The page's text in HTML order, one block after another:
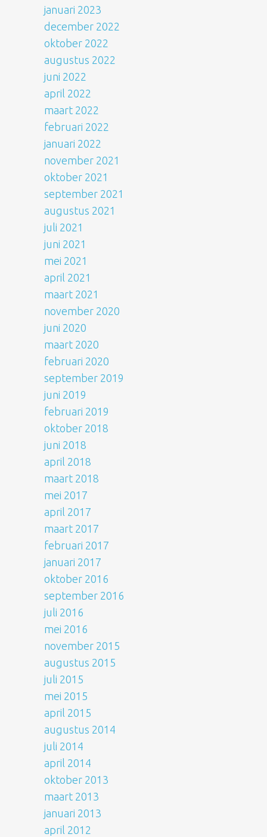
januari 2023
december 2022
oktober 2022
augustus 2022
juni 2022
april 2022
maart 2022
februari 2022
januari 2022
november 2021
oktober 2021
september 2021
augustus 2021
juli 2021
juni 2021
mei 2021
april 2021
maart 2021
november 2020
juni 2020
maart 2020
februari 2020
september 2019
juni 2019
februari 2019
oktober 2018
juni 2018
april 2018
maart 2018
mei 2017
april 2017
maart 2017
februari 2017
januari 2017
oktober 2016
september 2016
juli 2016
mei 2016
november 2015
augustus 2015
juli 2015
mei 2015
april 2015
augustus 2014
juli 2014
april 2014
oktober 2013
maart 2013
januari 2013
april 2012